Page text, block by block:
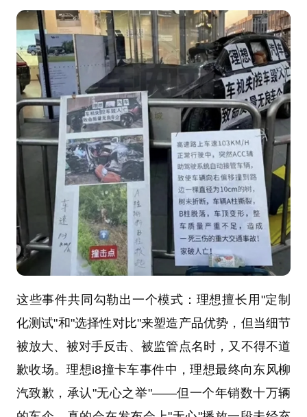
这些事件共同勾勒出一个模式：理想擅长用"定制
化测试"和"选择性对比"来塑造产品优势，但当细节
被放大、被对手反击、被监管点名时，又不得不道
歉收场。理想i8撞卡车事件中，理想最终向东风柳
汽致歉，承认"无心之举"——但一个年销数十万辆